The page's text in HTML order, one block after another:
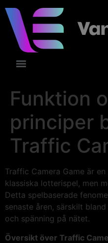
Funktion
principer
Traffic
Traffic Camera Game är
klassiska lotterispel, men
Detta spelbaserade
senaste åren, särskilt
och spänning på nätet.
Översikt över Traffic